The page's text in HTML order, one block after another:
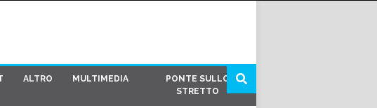
ALTRO MULTIMEDIA
PONTE SULLO
STRETTO